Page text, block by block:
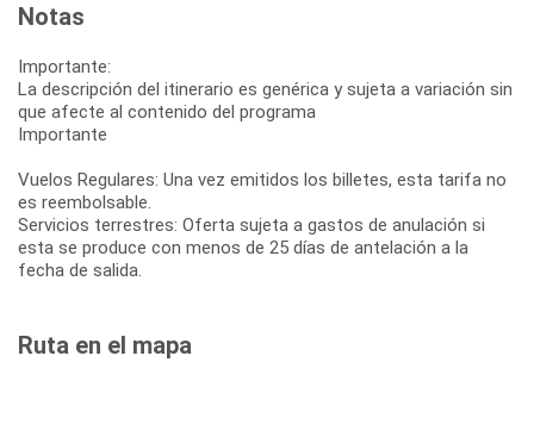
Notas
Importante:
La descripción del itinerario es genérica y sujeta a variación sin
que afecte al contenido del programa
Importante
Vuelos Regulares: Una vez emitidos los billetes, esta tarifa no
es reembolsable.
Servicios terrestres: Oferta sujeta a gastos de anulación si
esta se produce con menos de 25 días de antelación a la
fecha de salida.
Ruta en el mapa